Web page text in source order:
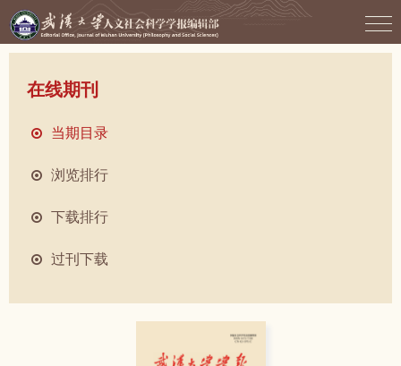
在线期刊
当期目录
浏览排行
下载排行
过刊下载